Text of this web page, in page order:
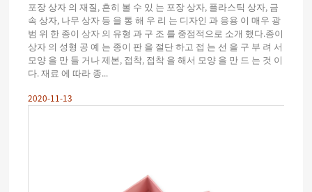
포장 상자 의 재질, 흔히 볼 수 있 는 포장 상자, 플라스틱 상자, 금
속 상자, 나무 상자 등 을 통 해 우 리 는 디자인 과 응용 이 매우 광
범 위 한 종이 상자 의 유형 과 구 조 를 중점적으로 소개 했다.종이
상자 의 성형 공 예 는 종이 판 을 절단 하고 접 는 선 을 구 부 려 서
모양 을 만 들 거나 제본, 접착, 접착 을 해서 모양 을 만 드 는 것 이
다. 재료 에 따라 종...
2020-11-13